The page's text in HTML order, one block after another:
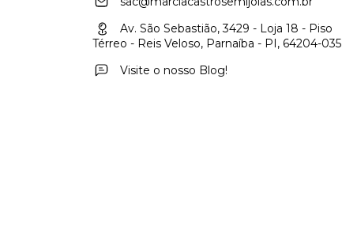
Av. São Sebastião, 3429 - Loja 18 - Piso
Térreo - Reis Veloso, Parnaíba - PI, 64204-035
Visite o nosso Blog!